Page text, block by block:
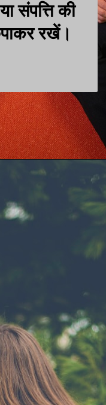
संपत्ति की
https://www.aamaadmi.in/news/salman-khan-is-coming-to-make-noise-again-announcement-of-cool-film-kick-2/